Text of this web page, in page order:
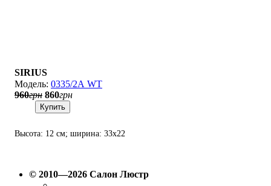
SIRIUS
0335/2А WT
960грн 860грн
Купить
Высота: 12 см; ширина: 33х22
© 2010—2026 Салон Люстр